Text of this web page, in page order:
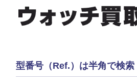
型番号（Ref.）は半角で検索